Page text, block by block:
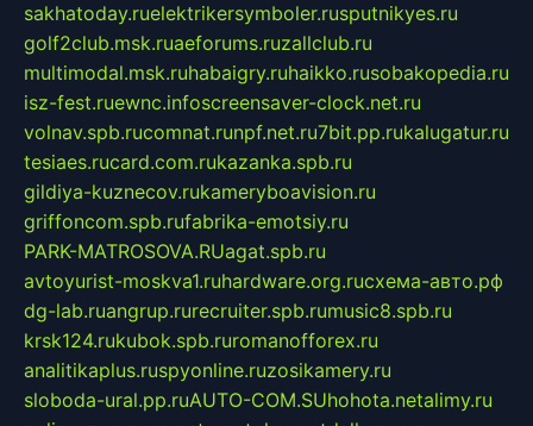
sakhatoday.ruelektrikersymboler.rusputnikyes.ru
golf2club.msk.ruaeforums.ruzallclub.ru
multimodal.msk.ruhabaigry.ruhaikko.rusobakopedia.ru
isz-fest.ruewnc.infoscreensaver-clock.net.ru
volnav.spb.rucomnat.runpf.net.ru7bit.pp.rukalugatur.ru
tesiaes.rucard.com.rukazanka.spb.ru
gildiya-kuznecov.rukameryboavision.ru
griffoncom.spb.rufabrika-emotsiy.ru
PARK-MATROSOVA.RUagat.spb.ru
avtoyurist-moskva1.ruhardware.org.ruсхема-авто.рф
dg-lab.ruangrup.rurecruiter.spb.rumusic8.spb.ru
krsk124.rukubok.spb.ruromanofforex.ru
analitikaplus.ruspyonline.ruzosikamery.ru
sloboda-ural.pp.ruAUTO-COM.SUhohota.netalimy.ru